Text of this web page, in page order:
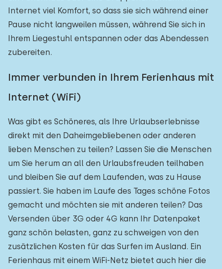
Internet viel Komfort, so dass sie sich während einer
Pause nicht langweilen müssen, während Sie sich in
Ihrem Liegestuhl entspannen oder das Abendessen
zubereiten.
Immer verbunden in Ihrem Ferienhaus mit
Internet (WiFi)
Was gibt es Schöneres, als Ihre Urlaubserlebnisse
direkt mit den Daheimgebliebenen oder anderen
lieben Menschen zu teilen? Lassen Sie die Menschen
um Sie herum an all den Urlaubsfreuden teilhaben
und bleiben Sie auf dem Laufenden, was zu Hause
passiert. Sie haben im Laufe des Tages schöne Fotos
gemacht und möchten sie mit anderen teilen? Das
Versenden über 3G oder 4G kann Ihr Datenpaket
ganz schön belasten, ganz zu schweigen von den
zusätzlichen Kosten für das Surfen im Ausland. Ein
Ferienhaus mit einem WiFi-Netz bietet auch hier die